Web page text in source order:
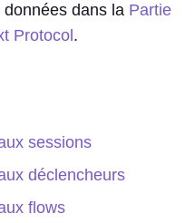
dans la Partie
Protocol .
sessions
déclencheurs
flows